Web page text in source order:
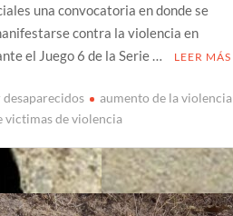
una convocatoria en donde se
contra la violencia en
el Juego 6 de la Serie …
LEER MÁS
aumento de la violencia
victimas de violencia